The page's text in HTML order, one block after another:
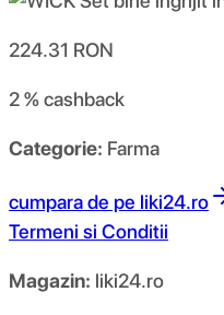
224.31 RON
2 %cashback
Categorie: Farma
cumpara de pe liki24.ro
Termeni si Conditii
Magazin: liki24.ro